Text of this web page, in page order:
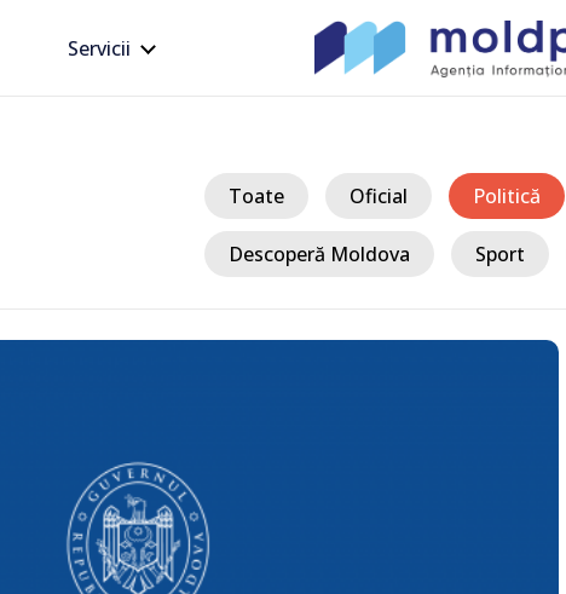
Servicii
Toate Oficial Politică
Descoperă Moldova Sport
a ajuns în Serbia, în prima
în acest stat aliat
al Rusiei după 2022